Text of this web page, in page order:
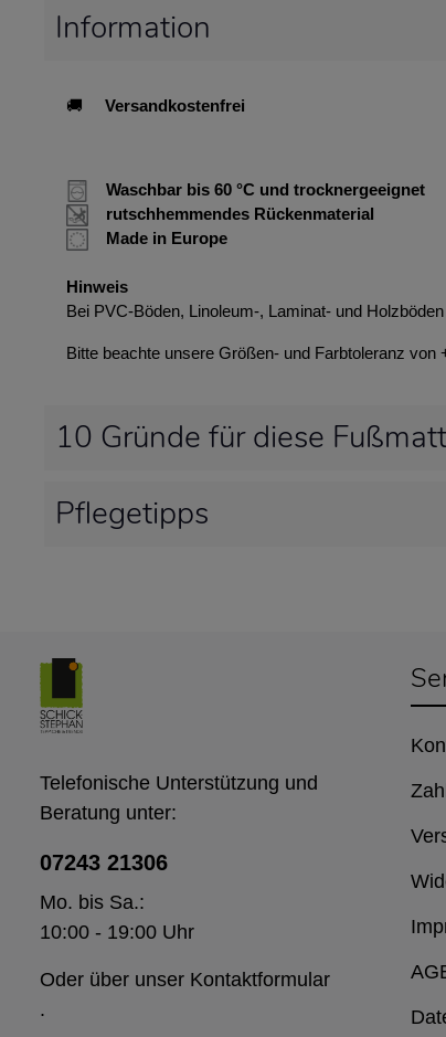
Information
🚚 Versandkostenfrei
Waschbar bis 60 °C und trocknergeeignet
rutschhemmendes Rückenmaterial
Made in Europe
Hinweis
Bei PVC-Böden, Linoleum-, Laminat- und
Bitte beachte unsere Größen- und Farbtoleranz von
10 Gründe für diese
Pflegetipps
Telefonische Unterstützung und
Beratung unter:
07243 21306
Mo. bis Sa.:
10:00 - 19:00 Uhr
Oder über unser Kontaktformular
.